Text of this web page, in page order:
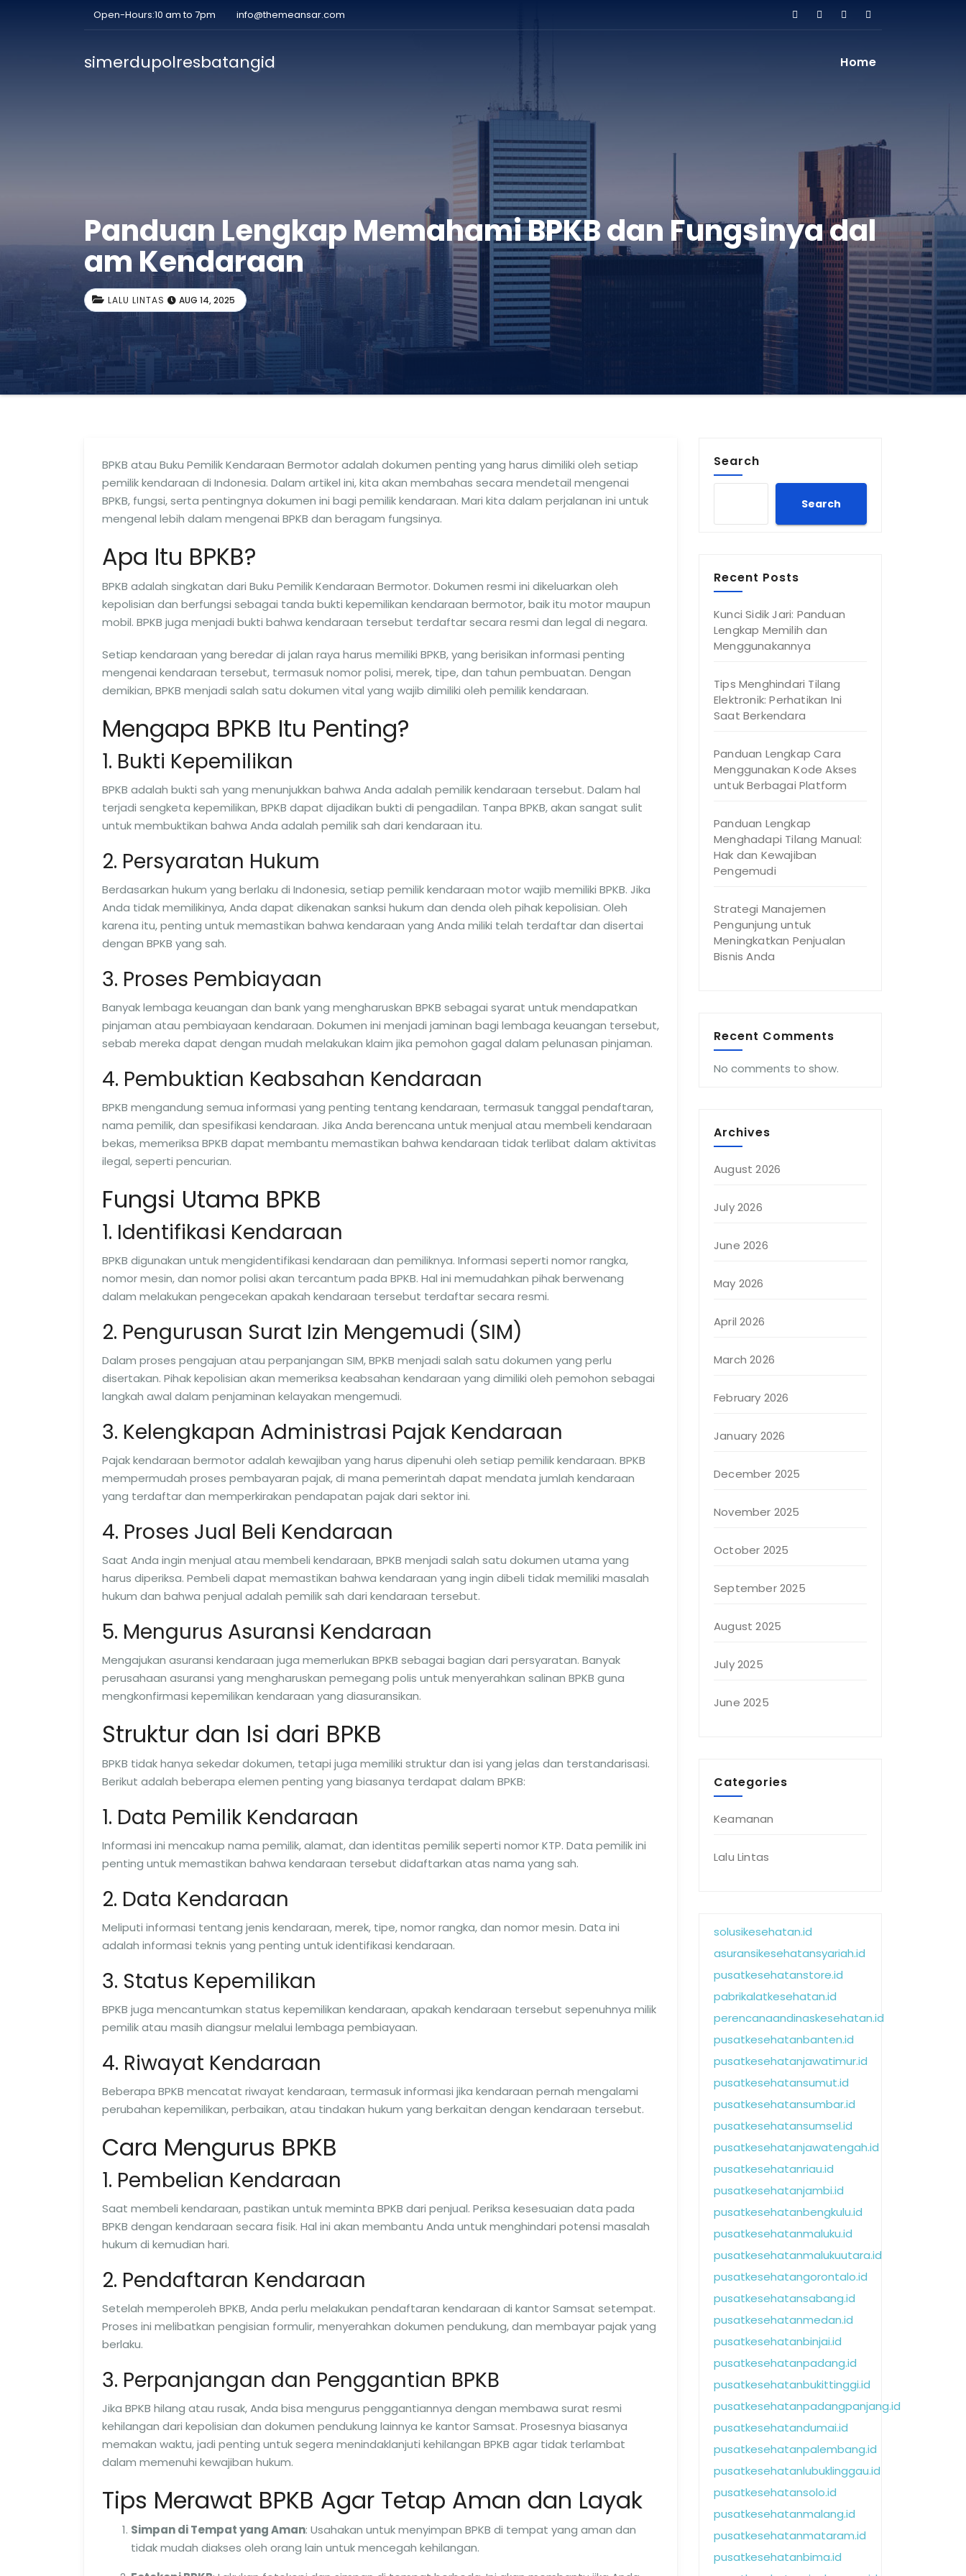
Open-Hours:10 am to 7pm info@themeansar.com
simerdupolresbatangid Home
Panduan Lengkap Memahami BPKB dan Fungsinya dal
am Kendaraan
LALU LINTAS AUG 14, 2025
BPKB atau Buku Pemilik Kendaraan Bermotor adalah dokumen penting yang harus dimiliki oleh setiap
pemilik kendaraan di Indonesia. Dalam artikel ini, kita akan membahas secara mendetail mengenai
BPKB, fungsi, serta pentingnya dokumen ini bagi pemilik kendaraan. Mari kita dalam perjalanan ini untuk
mengenal lebih dalam mengenai BPKB dan beragam fungsinya.
Apa Itu BPKB?
BPKB adalah singkatan dari Buku Pemilik Kendaraan Bermotor. Dokumen resmi ini dikeluarkan oleh
kepolisian dan berfungsi sebagai tanda bukti kepemilikan kendaraan bermotor, baik itu motor maupun
mobil. BPKB juga menjadi bukti bahwa kendaraan tersebut terdaftar secara resmi dan legal di negara.
Setiap kendaraan yang beredar di jalan raya harus memiliki BPKB, yang berisikan informasi penting
mengenai kendaraan tersebut, termasuk nomor polisi, merek, tipe, dan tahun pembuatan. Dengan
demikian, BPKB menjadi salah satu dokumen vital yang wajib dimiliki oleh pemilik kendaraan.
Mengapa BPKB Itu Penting?
1. Bukti Kepemilikan
BPKB adalah bukti sah yang menunjukkan bahwa Anda adalah pemilik kendaraan tersebut. Dalam hal
terjadi sengketa kepemilikan, BPKB dapat dijadikan bukti di pengadilan. Tanpa BPKB, akan sangat sulit
untuk membuktikan bahwa Anda adalah pemilik sah dari kendaraan itu.
2. Persyaratan Hukum
Berdasarkan hukum yang berlaku di Indonesia, setiap pemilik kendaraan motor wajib memiliki BPKB. Jika
Anda tidak memilikinya, Anda dapat dikenakan sanksi hukum dan denda oleh pihak kepolisian. Oleh
karena itu, penting untuk memastikan bahwa kendaraan yang Anda miliki telah terdaftar dan disertai
dengan BPKB yang sah.
3. Proses Pembiayaan
Banyak lembaga keuangan dan bank yang mengharuskan BPKB sebagai syarat untuk mendapatkan
pinjaman atau pembiayaan kendaraan. Dokumen ini menjadi jaminan bagi lembaga keuangan tersebut,
sebab mereka dapat dengan mudah melakukan klaim jika pemohon gagal dalam pelunasan pinjaman.
4. Pembuktian Keabsahan Kendaraan
BPKB mengandung semua informasi yang penting tentang kendaraan, termasuk tanggal pendaftaran,
nama pemilik, dan spesifikasi kendaraan. Jika Anda berencana untuk menjual atau membeli kendaraan
bekas, memeriksa BPKB dapat membantu memastikan bahwa kendaraan tidak terlibat dalam aktivitas
ilegal, seperti pencurian.
Fungsi Utama BPKB
1. Identifikasi Kendaraan
BPKB digunakan untuk mengidentifikasi kendaraan dan pemiliknya. Informasi seperti nomor rangka,
nomor mesin, dan nomor polisi akan tercantum pada BPKB. Hal ini memudahkan pihak berwenang
dalam melakukan pengecekan apakah kendaraan tersebut terdaftar secara resmi.
2. Pengurusan Surat Izin Mengemudi (SIM)
Dalam proses pengajuan atau perpanjangan SIM, BPKB menjadi salah satu dokumen yang perlu
disertakan. Pihak kepolisian akan memeriksa keabsahan kendaraan yang dimiliki oleh pemohon sebagai
langkah awal dalam penjaminan kelayakan mengemudi.
3. Kelengkapan Administrasi Pajak Kendaraan
Pajak kendaraan bermotor adalah kewajiban yang harus dipenuhi oleh setiap pemilik kendaraan. BPKB
mempermudah proses pembayaran pajak, di mana pemerintah dapat mendata jumlah kendaraan
yang terdaftar dan memperkirakan pendapatan pajak dari sektor ini.
4. Proses Jual Beli Kendaraan
Saat Anda ingin menjual atau membeli kendaraan, BPKB menjadi salah satu dokumen utama yang
harus diperiksa. Pembeli dapat memastikan bahwa kendaraan yang ingin dibeli tidak memiliki masalah
hukum dan bahwa penjual adalah pemilik sah dari kendaraan tersebut.
5. Mengurus Asuransi Kendaraan
Mengajukan asuransi kendaraan juga memerlukan BPKB sebagai bagian dari persyaratan. Banyak
perusahaan asuransi yang mengharuskan pemegang polis untuk menyerahkan salinan BPKB guna
mengkonfirmasi kepemilikan kendaraan yang diasuransikan.
Struktur dan Isi dari BPKB
BPKB tidak hanya sekedar dokumen, tetapi juga memiliki struktur dan isi yang jelas dan terstandarisasi.
Berikut adalah beberapa elemen penting yang biasanya terdapat dalam BPKB:
1. Data Pemilik Kendaraan
Informasi ini mencakup nama pemilik, alamat, dan identitas pemilik seperti nomor KTP. Data pemilik ini
penting untuk memastikan bahwa kendaraan tersebut didaftarkan atas nama yang sah.
2. Data Kendaraan
Meliputi informasi tentang jenis kendaraan, merek, tipe, nomor rangka, dan nomor mesin. Data ini
adalah informasi teknis yang penting untuk identifikasi kendaraan.
3. Status Kepemilikan
BPKB juga mencantumkan status kepemilikan kendaraan, apakah kendaraan tersebut sepenuhnya milik
pemilik atau masih diangsur melalui lembaga pembiayaan.
4. Riwayat Kendaraan
Beberapa BPKB mencatat riwayat kendaraan, termasuk informasi jika kendaraan pernah mengalami
perubahan kepemilikan, perbaikan, atau tindakan hukum yang berkaitan dengan kendaraan tersebut.
Cara Mengurus BPKB
1. Pembelian Kendaraan
Saat membeli kendaraan, pastikan untuk meminta BPKB dari penjual. Periksa kesesuaian data pada
BPKB dengan kendaraan secara fisik. Hal ini akan membantu Anda untuk menghindari potensi masalah
hukum di kemudian hari.
2. Pendaftaran Kendaraan
Setelah memperoleh BPKB, Anda perlu melakukan pendaftaran kendaraan di kantor Samsat setempat.
Proses ini melibatkan pengisian formulir, menyerahkan dokumen pendukung, dan membayar pajak yang
berlaku.
3. Perpanjangan dan Penggantian BPKB
Jika BPKB hilang atau rusak, Anda bisa mengurus penggantiannya dengan membawa surat resmi
kehilangan dari kepolisian dan dokumen pendukung lainnya ke kantor Samsat. Prosesnya biasanya
memakan waktu, jadi penting untuk segera menindaklanjuti kehilangan BPKB agar tidak terlambat
dalam memenuhi kewajiban hukum.
Tips Merawat BPKB Agar Tetap Aman dan Layak
Simpan di Tempat yang Aman: Usahakan untuk menyimpan BPKB di tempat yang aman dan
tidak mudah diakses oleh orang lain untuk mencegah kehilangan.
Search
Search
Recent Posts
Kunci Sidik Jari: Panduan
Lengkap Memilih dan
Menggunakannya
Tips Menghindari Tilang
Elektronik: Perhatikan Ini
Saat Berkendara
Panduan Lengkap Cara
Menggunakan Kode Akses
untuk Berbagai Platform
Panduan Lengkap
Menghadapi Tilang Manual:
Hak dan Kewajiban
Pengemudi
Strategi Manajemen
Pengunjung untuk
Meningkatkan Penjualan
Bisnis Anda
Recent Comments
No comments to show.
Archives
August 2026
July 2026
June 2026
May 2026
April 2026
March 2026
February 2026
January 2026
December 2025
November 2025
October 2025
September 2025
August 2025
July 2025
June 2025
Categories
Keamanan
Lalu Lintas
solusikesehatan.id
asuransikesehatansyariah.id
pusatkesehatanstore.id
pabrikalatkesehatan.id
perencanaandinaskesehatan.id
pusatkesehatanbanten.id
pusatkesehatanjawatimur.id
pusatkesehatansumut.id
pusatkesehatansumbar.id
pusatkesehatansumsel.id
pusatkesehatanjawatengah.id
pusatkesehatanriau.id
pusatkesehatanjambi.id
pusatkesehatanbengkulu.id
pusatkesehatanmaluku.id
pusatkesehatanmalukuutara.id
pusatkesehatangorontalo.id
pusatkesehatansabang.id
pusatkesehatanmedan.id
pusatkesehatanbinjai.id
pusatkesehatanpadang.id
pusatkesehatanbukittinggi.id
pusatkesehatanpadangpanjang.id
pusatkesehatandumai.id
pusatkesehatanpalembang.id
pusatkesehatanlubuklinggau.id
pusatkesehatansolo.id
pusatkesehatanmalang.id
pusatkesehatanmataram.id
pusatkesehatanbima.id